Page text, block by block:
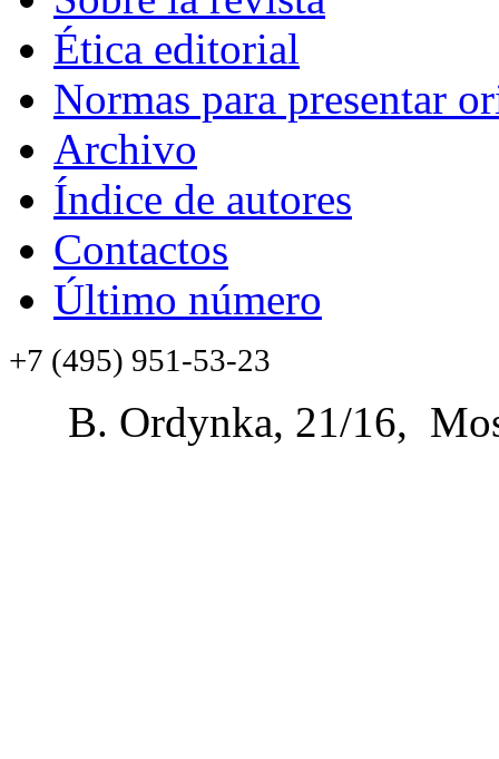
Ética editorial
Normas para presentar
Archivo
Índice de autores
Contactos
Último número
+7 (495) 951-53-23
B. Ordynka, 21/16,